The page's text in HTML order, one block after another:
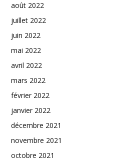
août 2022
juillet 2022
juin 2022
mai 2022
avril 2022
mars 2022
février 2022
janvier 2022
décembre 2021
novembre 2021
octobre 2021